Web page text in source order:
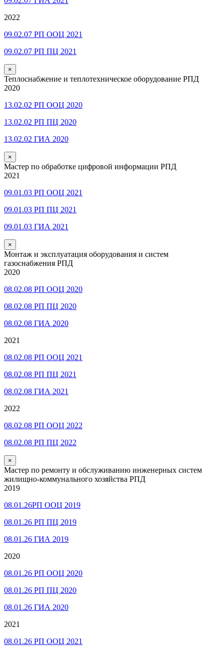
2022
09.02.07 РП ООЦ 2021
09.02.07 РП ПЦ 2021
×
Теплоснабжение и теплотехническое оборудование РПД
2020
13.02.02 РП ООЦ 2020
13.02.02 РП ПЦ 2020
13.02.02 ГИА 2020
×
Мастер по обработке цифровой информации РПД
2021
09.01.03 РП ООЦ 2021
09.01.03 РП ПЦ 2021
09.01.03 ГИА 2021
×
Монтаж и эксплуатация оборудования и систем
газоснабжения РПД
2020
08.02.08 РП ООЦ 2020
08.02.08 РП ПЦ 2020
08.02.08 ГИА 2020
2021
08.02.08 РП ООЦ 2021
08.02.08 РП ПЦ 2021
08.02.08 ГИА 2021
2022
08.02.08 РП ООЦ 2022
08.02.08 РП ПЦ 2022
×
Мастер по ремонту и обслуживанию инженерных систем
жилищно-коммунального хозяйства РПД
2019
08.01.26РП ООЦ 2019
08.01.26 РП ПЦ 2019
08.01.26 ГИА 2019
2020
08.01.26 РП ООЦ 2020
08.01.26 РП ПЦ 2020
08.01.26 ГИА 2020
2021
08.01.26 РП ООЦ 2021